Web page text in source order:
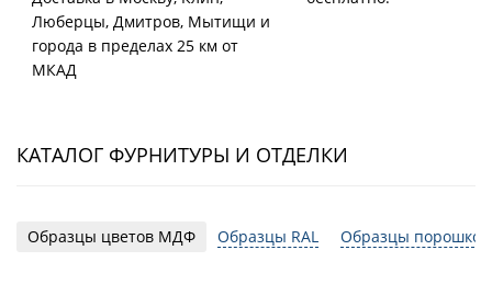
Люберцы, Дмитров, Мытищи и
города в пределах 25 км от
МКАД
КАТАЛОГ ФУРНИТУРЫ И ОТДЕЛКИ
Образцы цветов МДФ Образцы RAL Образцы